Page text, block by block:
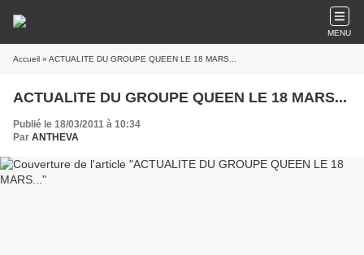
MENU
Accueil » ACTUALITE DU GROUPE QUEEN LE 18 MARS...
ACTUALITE DU GROUPE QUEEN LE 18 MARS...
Publié le 18/03/2011 à 10:34
Par ANTHEVA